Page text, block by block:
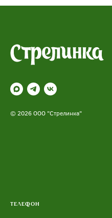
© 2026 ООО "Стрелинка"
ТЕЛЕФОН